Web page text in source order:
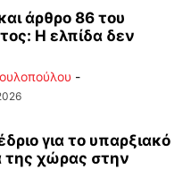
άρθρο 86 του
Η ελπίδα δεν
-
για το υπαρξιακό
της χώρας στην